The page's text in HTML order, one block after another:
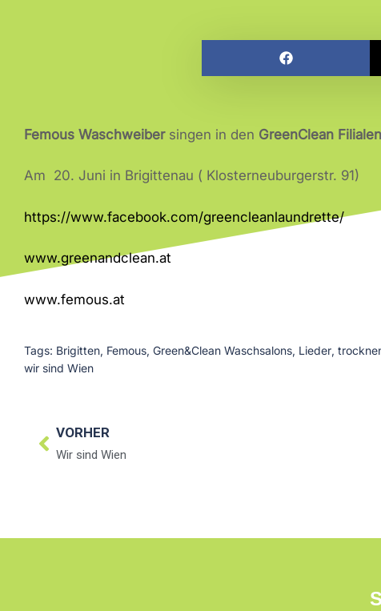
Femous Waschweiber singen in den GreenClean Filialen
Am 20. Juni in Brigittenau ( Klosterneuburgerstr. 91)
https://www.facebook.com/greencleanlaundrette/
www.greenandclean.at
www.femous.at
Tags: Brigitten, Femous, Green&Clean Waschsalons, Lieder,
wir sind Wien
VORHER
Wir sind Wien